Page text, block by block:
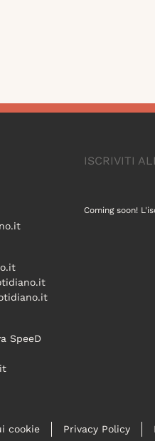
SpeeD
ISCRIVITI
Coming soon!
cookie Privacy Policy